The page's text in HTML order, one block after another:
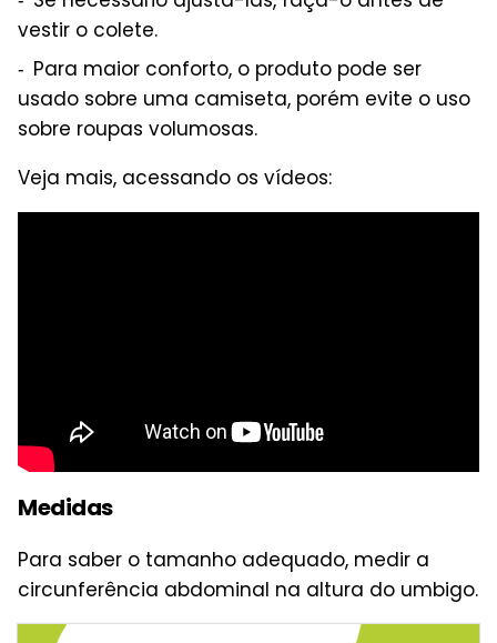
vestir o colete.
Para maior conforto, o produto pode ser
usado sobre uma camiseta, porém evite o uso
sobre roupas volumosas.
Veja mais, acessando os vídeos:
Medidas
Para saber o tamanho adequado, medir a
circunferência abdominal na altura do umbigo.